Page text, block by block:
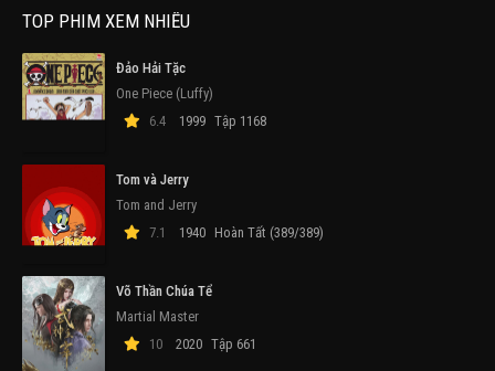
TOP PHIM XEM NHIỀU
Đảo Hải Tặc
One Piece (Luffy)
6.4
1999 Tập 1168
Tom và Jerry
Tom and Jerry
7.1
1940 Hoàn Tất (389/389)
Võ Thần Chúa Tể
Martial Master
10
2020 Tập 661